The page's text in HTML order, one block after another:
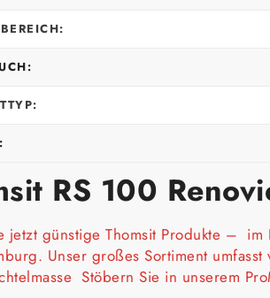
RS 100
jetzt günstige Thomsit Produkte – im
Unser großes Sortiment
Stöbern Sie in unserem